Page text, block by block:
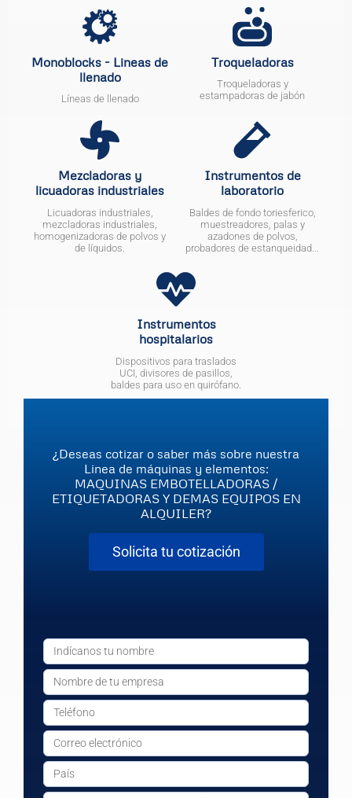
Monoblocks - Lineas de
llenado
Líneas de llenado
Troqueladoras
Troqueladoras y
estampadoras de jabón
Mezcladoras y
licuadoras industriales
Licuadoras industriales,
mezcladoras industriales,
homogenizadoras de polvos y
de líquidos.
Instrumentos de
laboratorio
Baldes de fondo toriesferico,
muestreadores, palas y
azadones de polvos,
probadores de estanqueidad...
Instrumentos
hospitalarios
Dispositivos para traslados
UCI, divisores de pasillos,
baldes para uso en quirófano.
¿Deseas cotizar o saber más sobre nuestra
Linea de máquinas y elementos:
MAQUINAS EMBOTELLADORAS /
ETIQUETADORAS Y DEMAS EQUIPOS EN
ALQUILER?
Solicita tu cotización